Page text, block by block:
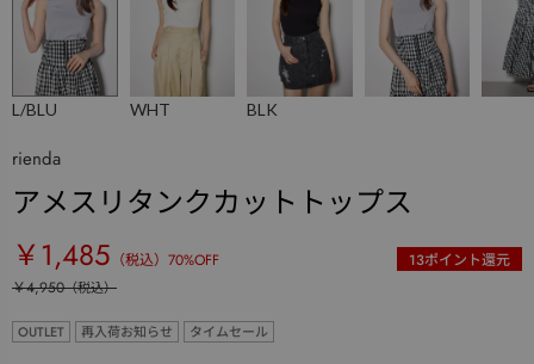
L/BLU WHT BLK
rienda
アメスリタンクカットトップス
￥1,485 （税込） 70%OFF 13ポイント還元
￥4,950（税込）
OUTLET 再入荷お知らせ タイムセール